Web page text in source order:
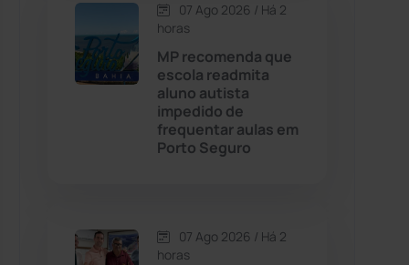
Caturama
Chapada Diamantina
Cordeiros
07 Ago 2026 / Há 2
horas
MP recomenda que
escola readmita
aluno autista
impedido de
frequentar aulas em
Porto Seguro
07 Ago 2026 / Há 2
horas